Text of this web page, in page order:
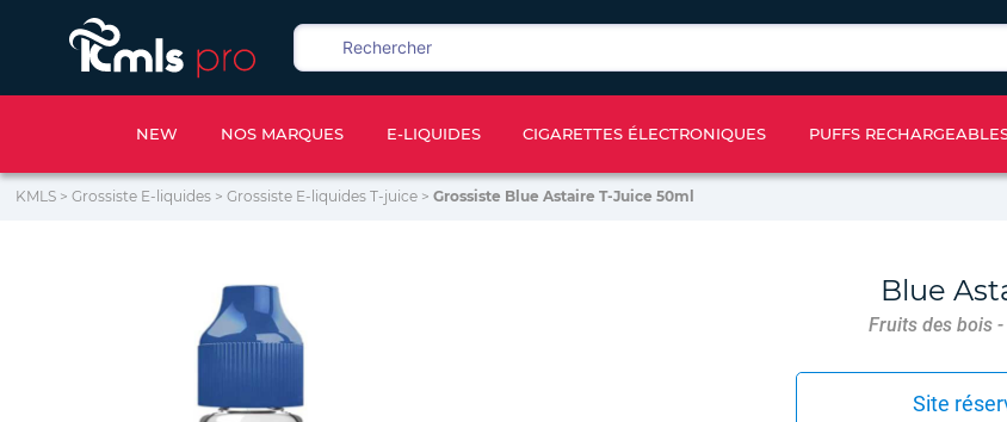
NEW NOS MARQUES E-LIQUIDES CIGARETTES ÉLECTRONIQUES PUFFS
KMLS > Grossiste E-liquides > Grossiste E-liquides T-juice > Grossiste Blue Astaire T-Juice 50ml
Blue
Fruits des bois
Site